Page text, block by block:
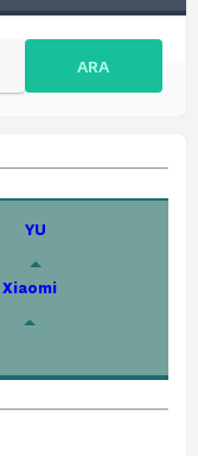
ARA
YU
Xiaomi